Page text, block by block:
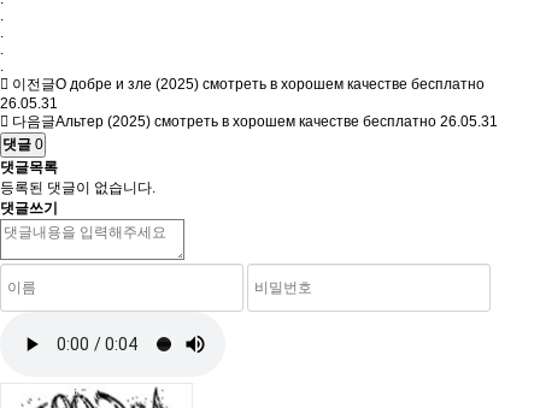
.
.
.
.
이전글О добре и зле (2025) смотреть в хорошем качестве бесплатно
26.05.31
다음글Альтер (2025) смотреть в хорошем качестве бесплатно 26.05.31
댓글 0
댓글목록
등록된 댓글이 없습니다.
댓글쓰기